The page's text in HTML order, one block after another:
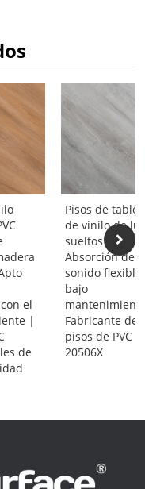
el
|
de
Pisos de
de vinilo de
sueltos |
Absorción de
sonido flexible
bajo
Fabricante de
pisos de PVC
20506X